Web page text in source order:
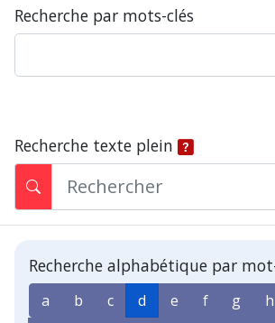
Recherche par mots-clés
Recherche texte plein
Recherche alphabétique par
a b c d e f g h